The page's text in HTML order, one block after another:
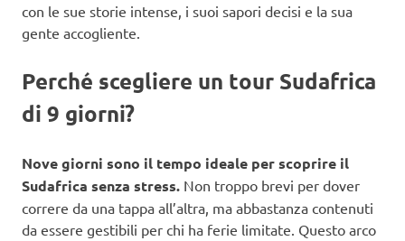
con le sue storie intense, i suoi sapori decisi e la sua
gente accogliente.
Perché scegliere un tour Sudafrica
di 9 giorni?
Nove giorni sono il tempo ideale per scoprire il
Sudafrica senza stress. Non troppo brevi per dover
correre da una tappa all’altra, ma abbastanza contenuti
da essere gestibili per chi ha ferie limitate. Questo arco